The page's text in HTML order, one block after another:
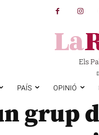
Els
PAÍS OPINIÓ
grup